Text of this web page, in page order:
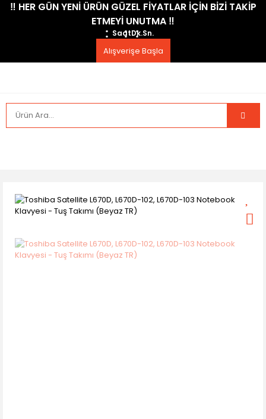
​‼️​ HER GÜN YENİ ÜRÜN GÜZEL FİYATLAR İÇİN BİZİ TAKİP
ETMEYİ UNUTMA ​‼️​
SaatDk.Sn.
Alışverişe Başla